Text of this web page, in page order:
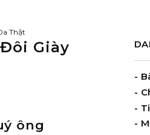
Thật
Giày
ông
-
-
-
-